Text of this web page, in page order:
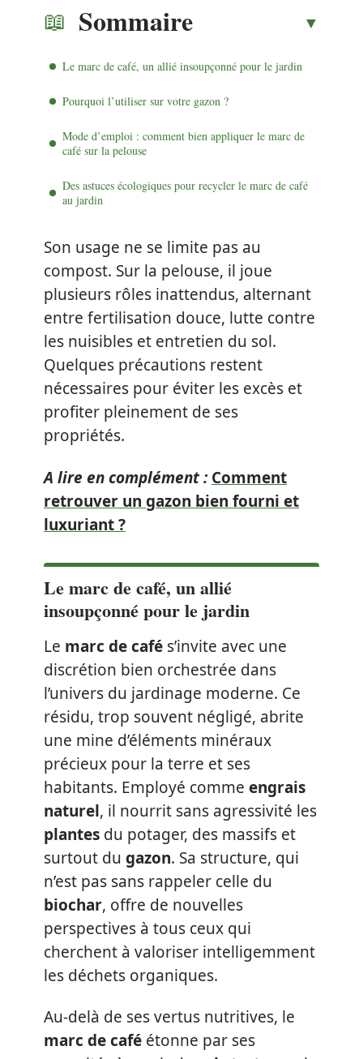
Sommaire
Le marc de café, un allié insoupçonné pour le jardin
Pourquoi l’utiliser sur votre gazon ?
Mode d’emploi : comment bien appliquer le marc de
café sur la pelouse
Des astuces écologiques pour recycler le marc de café
au jardin
Son usage ne se limite pas au
compost. Sur la pelouse, il joue
plusieurs rôles inattendus, alternant
entre fertilisation douce, lutte contre
les nuisibles et entretien du sol.
Quelques précautions restent
nécessaires pour éviter les excès et
profiter pleinement de ses
propriétés.
A lire en complément : Comment
retrouver un gazon bien fourni et
luxuriant ?
Le marc de café, un allié
insoupçonné pour le jardin
Le marc de café s’invite avec une
discrétion bien orchestrée dans
l’univers du jardinage moderne. Ce
résidu, trop souvent négligé, abrite
une mine d’éléments minéraux
précieux pour la terre et ses
habitants. Employé comme engrais
naturel, il nourrit sans agressivité les
plantes du potager, des massifs et
surtout du gazon. Sa structure, qui
n’est pas sans rappeler celle du
biochar, offre de nouvelles
perspectives à tous ceux qui
cherchent à valoriser intelligemment
les déchets organiques.
Au-delà de ses vertus nutritives, le
marc de café étonne par ses